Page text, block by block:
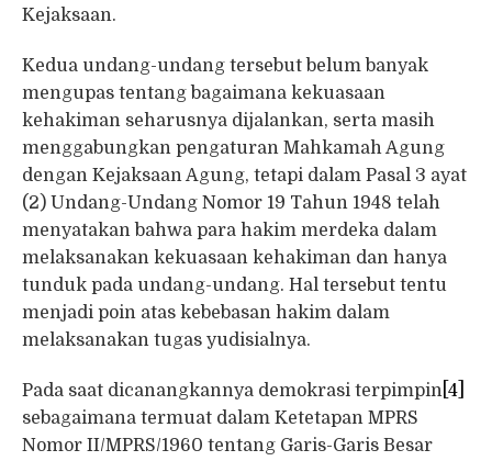
Kejaksaan.
Kedua undang-undang tersebut belum banyak
mengupas tentang bagaimana kekuasaan
kehakiman seharusnya dijalankan, serta masih
menggabungkan pengaturan Mahkamah Agung
dengan Kejaksaan Agung, tetapi dalam Pasal 3 ayat
(2) Undang-Undang Nomor 19 Tahun 1948 telah
menyatakan bahwa para hakim merdeka dalam
melaksanakan kekuasaan kehakiman dan hanya
tunduk pada undang-undang. Hal tersebut tentu
menjadi poin atas kebebasan hakim dalam
melaksanakan tugas yudisialnya.
Pada saat dicanangkannya demokrasi terpimpin [4]
sebagaimana termuat dalam Ketetapan MPRS
Nomor II/MPRS/1960 tentang Garis-Garis Besar